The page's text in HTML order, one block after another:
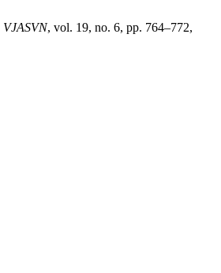
VJASVN, vol. 19, no. 6, pp. 764–772,